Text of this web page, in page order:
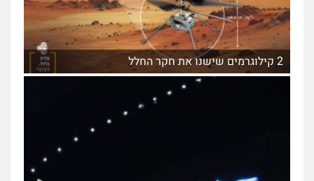
2 קילוגרמים שישנו את חקר החלל